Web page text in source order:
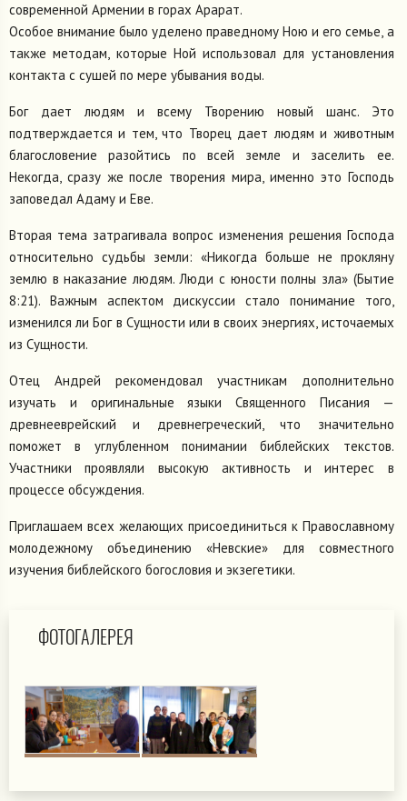
современной Армении в горах Арарат.
Особое внимание было уделено праведному Ною и его семье, а
также методам, которые Ной использовал для установления
контакта с сушей по мере убывания воды.
Бог дает людям и всему Творению новый шанс. Это
подтверждается и тем, что Творец дает людям и животным
благословение разойтись по всей земле и заселить ее.
Некогда, сразу же после творения мира, именно это Господь
заповедал Адаму и Еве.
Вторая тема затрагивала вопрос изменения решения Господа
относительно судьбы земли: «Никогда больше не прокляну
землю в наказание людям. Люди с юности полны зла» (Бытие
8:21). Важным аспектом дискуссии стало понимание того,
изменился ли Бог в Сущности или в своих энергиях, источаемых
из Сущности.
Отец Андрей рекомендовал участникам дополнительно
изучать и оригинальные языки Священного Писания —
древнееврейский и древнегреческий, что значительно
поможет в углубленном понимании библейских текстов.
Участники проявляли высокую активность и интерес в
процессе обсуждения.
Приглашаем всех желающих присоединиться к Православному
молодежному объединению «Невские» для совместного
изучения библейского богословия и экзегетики.
ФОТОГАЛЕРЕЯ